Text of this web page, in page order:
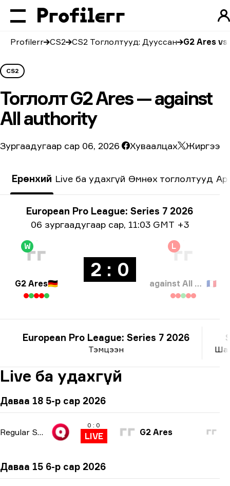
Profilerr CS2 CS2 Тоглолтууд: Дууссан G2 Ares
CS2
Тоглолт G2 Ares — against
All authority
Зургаадугаар сар 06, 2026 Хуваалцах Жиргээ
Ерөнхий Live ба удахгүй Өмнөх тоглолтууд
Тэмцээний мэдээлэл
European Pro League: Series 7 2026
Огнооны мэдээлэл
06 зургаадугаар сар, 11:03 GMT +3
W
G2 Ares🇩🇪
2 : 0
L
against All authority 🇫🇷
Тэмцээн
European Pro League: Series 7 2026
Live ба удахгүй
Даваа 18 5-р сар 2026
Regular Season
0 : 0
LIVE G2 Ares
Даваа 15 6-р сар 2026